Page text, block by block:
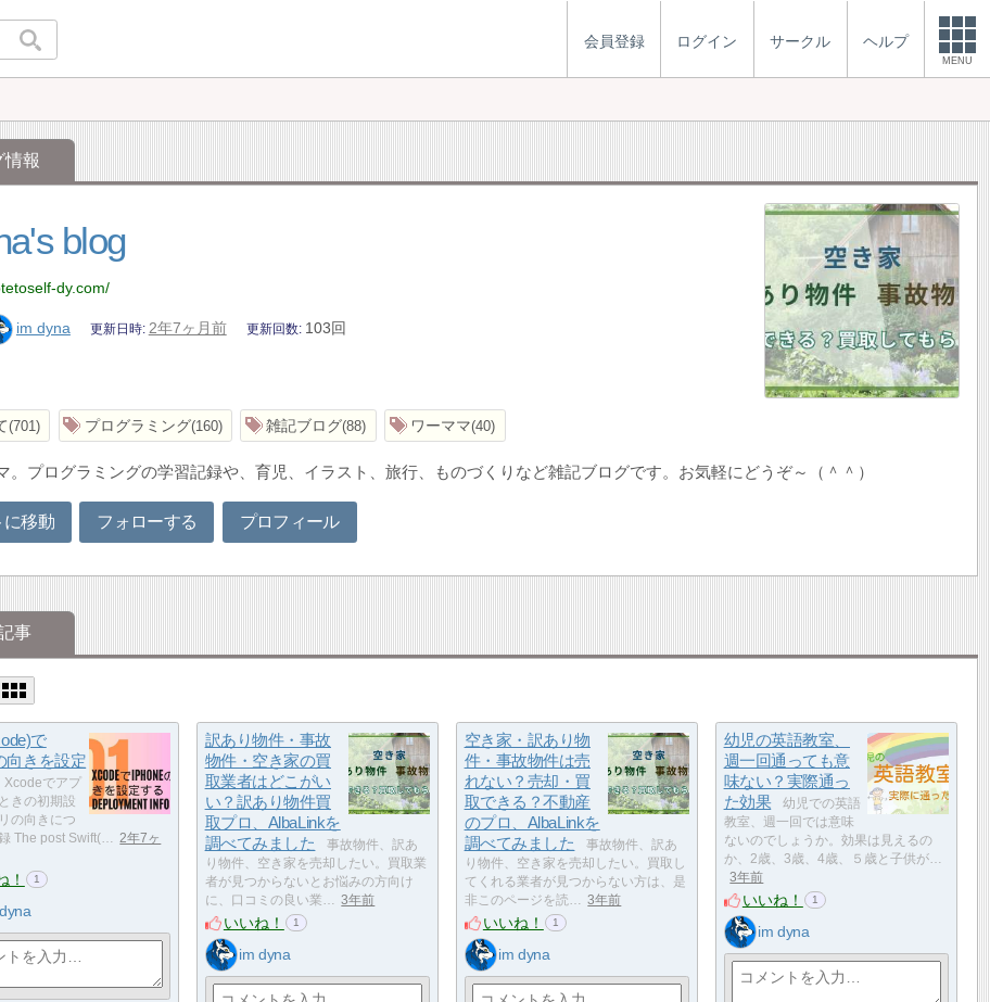
会員登録 ログイン サークル ヘルプ
MENU
情報
blog
dy.com/
im dyna 更新日時 2年7ヶ月前 更新回数 103回
701 プログラミング 160 雑記ブログ 88 ワーママ 40
。プログラミングの学習記録や、育児、イラスト、旅行、ものづくりなど雑記ブログです。お気軽にどうぞ～（＾＾）
に移動 フォローする プロフィール
事
で
向きを設定
Xcodeでアプ
きの初期設
の向きにつ
The post Swift(… 2年7ヶ
！ 1
訳あり物件・事故
物件・空き家の買
取業者はどこがい
い？訳あり物件買
取プロ、AlbaLinkを
調べてみました
事故物件、訳あ
り物件、空き家を売却したい。買取業
者が見つからないとお悩みの方向け
に、口コミの良い業… 3年前
いいね！ 1
im dyna
空き家・訳あり物
件・事故物件は売
れない？売却・買
取できる？不動産
のプロ、AlbaLinkを
調べてみました
事故物件、訳あ
り物件、空き家を売却したい。買取し
てくれる業者が見つからない方は、是
非このページを読… 3年前
いいね！ 1
im dyna
幼児の英語教室、
週一回通っても意
味ない？実際通っ
た効果
幼児での英語
教室、週一回では意味
ないのでしょうか。効果は見えるの
か、2歳、3歳、4歳、５歳と子供が…
3年前
いいね！ 1
im dyna